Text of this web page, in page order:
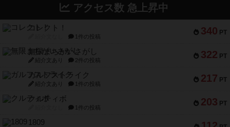
アクセス数 急上昇中
340 PT
コレクト！
1件の投稿
322 PT
無限まちがいさがし
紹介文あり 2件の投稿
217 PT
ガルフストライク
紹介文あり 1件の投稿
203 PT
クルティボ
1件の投稿
1809